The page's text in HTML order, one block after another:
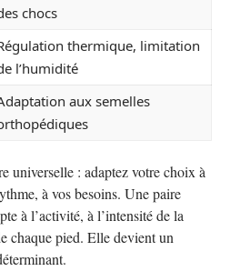
chocs
thermique, limitation
l’humidité
aux semelles
universelle : adaptez votre choix à
à vos besoins. Une paire
à l’activité, à l’intensité de la
chaque pied. Elle devient un